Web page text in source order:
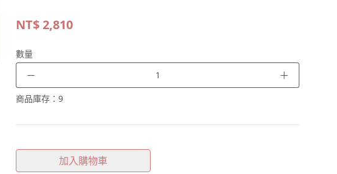
NT$2,810
數量
－ ＋
商品庫存：9
加入購物車